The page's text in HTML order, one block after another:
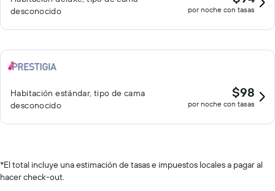
desconocido
por noche con tasas
Habitación estándar, tipo de cama
desconocido
$98
por noche con tasas
*El total incluye una estimación de tasas e impuestos locales a pagar al
hacer check-out.